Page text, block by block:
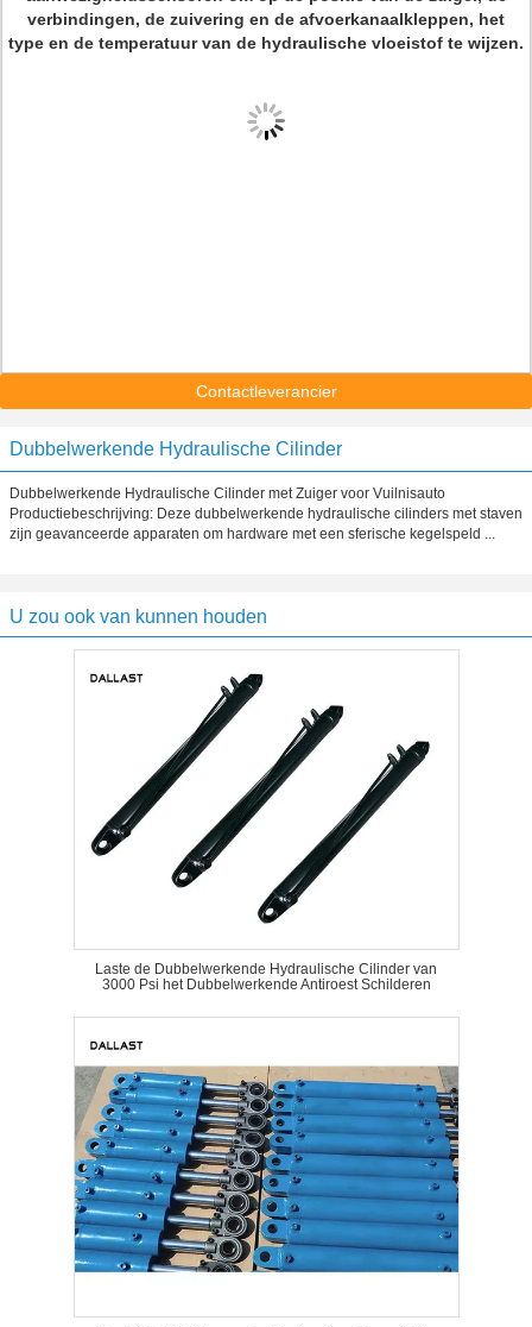
verbindingen, de zuivering en de afvoerkanaalkleppen, het
type en de temperatuur van de hydraulische vloeistof te wijzen.
Contactleverancier
Dubbelwerkende Hydraulische Cilinder
Dubbelwerkende Hydraulische Cilinder met Zuiger voor Vuilnisauto
Productiebeschrijving: Deze dubbelwerkende hydraulische cilinders met staven
zijn geavanceerde apparaten om hardware met een sferische kegelspeld ...
U zou ook van kunnen houden
Laste de Dubbelwerkende Hydraulische Cilinder van
3000 Psi het Dubbelwerkende Antiroest Schilderen